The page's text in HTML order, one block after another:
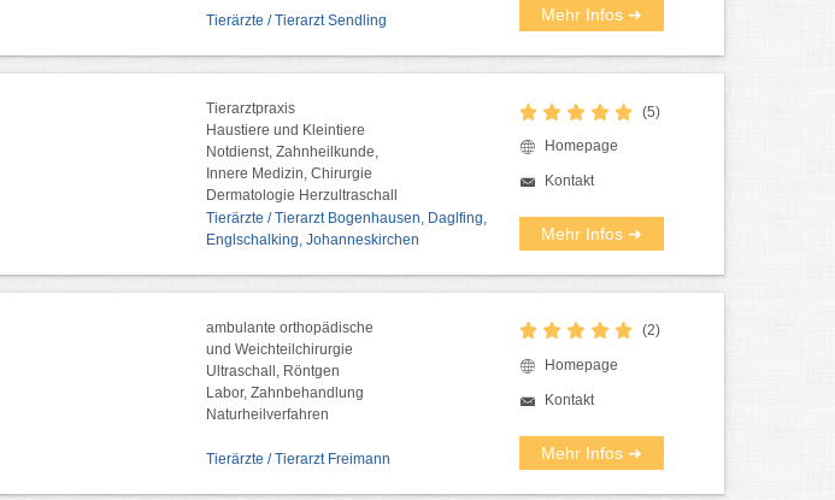
Tierärzte / Tierarzt Sendling Mehr Infos ➜
Tierarztpraxis
Haustiere und Kleintiere
Notdienst, Zahnheilkunde,
Innere Medizin, Chirurgie
Dermatologie Herzultraschall
Tierärzte / Tierarzt Bogenhausen, Daglfing,
Englschalking, Johanneskirchen
(5)
Homepage
Kontakt
Mehr Infos ➜
ambulante orthopädische
und Weichteilchirurgie
Ultraschall, Röntgen
Labor, Zahnbehandlung
Naturheilverfahren
Tierärzte / Tierarzt Freimann
(2)
Homepage
Kontakt
Mehr Infos ➜